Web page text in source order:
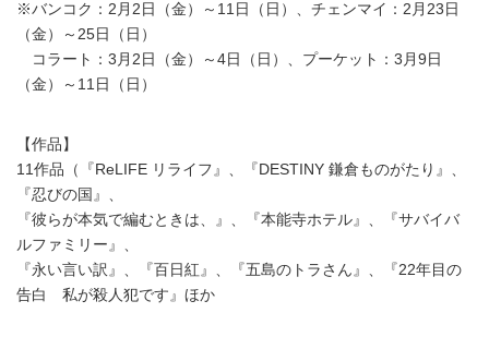
※バンコク：2月2日（金）～11日（日）、チェンマイ：2月23日
（金）～25日（日）
コラート：3月2日（金）～4日（日）、プーケット：3月9日
（金）～11日（日）
【作品】
11作品（『ReLIFE リライフ』、『DESTINY 鎌倉ものがたり』、
『忍びの国』、
『彼らが本気で編むときは、』、『本能寺ホテル』、『サバイバ
ルファミリー』、
『永い言い訳』、『百日紅』、『五島のトラさん』、『22年目の
告白 私が殺人犯です』ほか